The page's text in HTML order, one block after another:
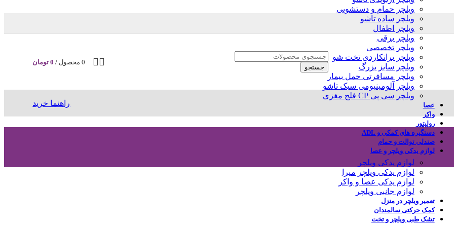
جستجو
0 محصول /
0 تومان
ویلچر حمام و دستشویی
ویلچر ساده تاشو
ویلچر اطفال
ویلچر برقی
ویلچر تخصصی
ویلچر برانکاردی تخت شو
ویلچر سایز بزرگ
ویلچر مسافرتی حمل بیمار
ویلچر آلومینیومی سبک تاشو
ویلچر سی پی CP فلج مغزی
عصا
واکر
رولیتور
دستگیره های کمکی و ADL
صندلی توالت و حمام
لوازم یدکی ویلچر و عصا
لوازم یدکی ویلچر
لوازم یدکی ویلچر میرا
لوازم یدکی عصا و واکر
لوازم جانبی ویلچر
تعمیر ویلچر در منزل
کمک حرکتی سالمندان
تشک طبی ویلچر و تخت
راهنما خرید